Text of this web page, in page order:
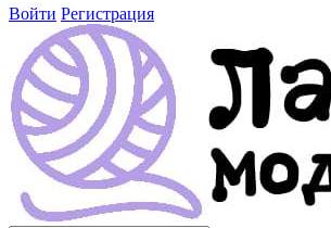
Войти Регистрация